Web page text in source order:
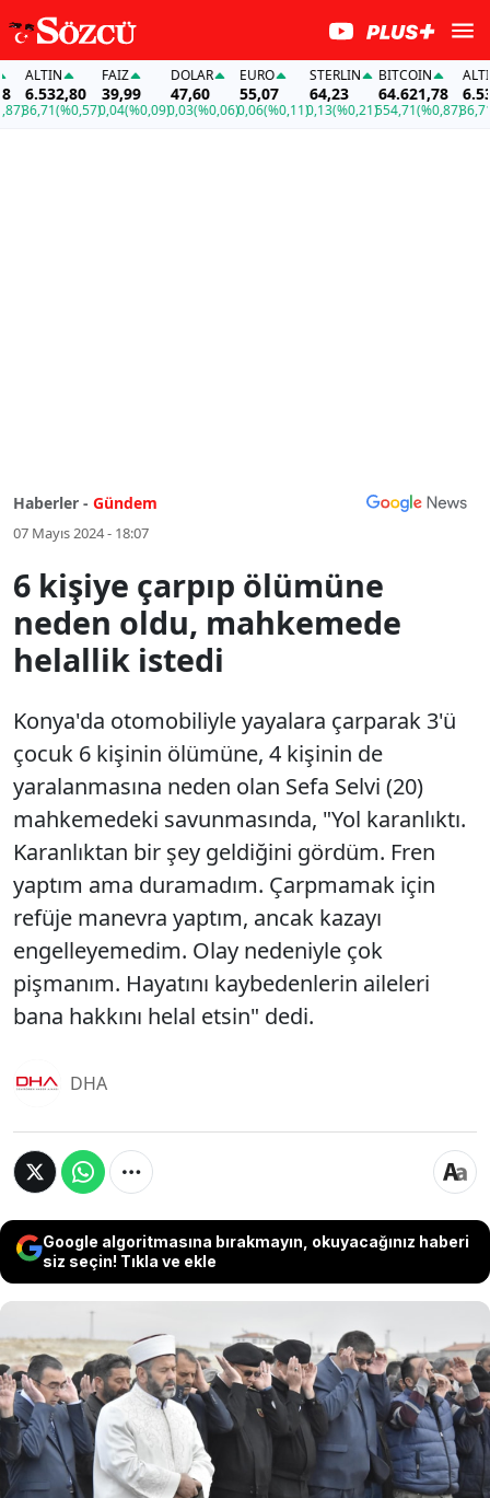
ALTIN
6.532,80
(%0,57)
FAİZ
39,99
0,04(%0,09)
DOLAR
47,60
0,03(%0,06)
EURO
55,07
0,06(%0,11)
STERLIN
64,23
0,13(%0,21)
BITCOIN
64.621,78
554,71(%0,87)
ALTIN
36,71
Haberler - Gündem
07 Mayıs 2024 - 18:07
6 kişiye çarpıp ölümüne
neden oldu, mahkemede
helallik istedi
Konya'da otomobiliyle yayalara çarparak 3'ü
çocuk 6 kişinin ölümüne, 4 kişinin de
yaralanmasına neden olan Sefa Selvi (20)
mahkemedeki savunmasında, "Yol karanlıktı.
Karanlıktan bir şey geldiğini gördüm. Fren
yaptım ama duramadım. Çarpmamak için
refüje manevra yaptım, ancak kazayı
engelleyemedim. Olay nedeniyle çok
pişmanım. Hayatını kaybedenlerin aileleri
bana hakkını helal etsin" dedi.
DHA
Google algoritmasına bırakmayın, okuyacağınız haberi
siz seçin! Tıkla ve ekle
Konya'da otomobiliyle yayalara çarparak 3'ü çocuk
6 kişinin ölümüne, 4 kişinin de yaralanmasına
neden olan Sefa Selvi (20) mahkemedeki
savunmasında, "Yol karanlıktı. Karanlıktan bir şey
geldiğini gördüm. Fren yaptım ama duramadım.
Çarpmamak için refüje manevra yaptım, ancak
kazayı engelleyemedim. Olay nedeniyle çok